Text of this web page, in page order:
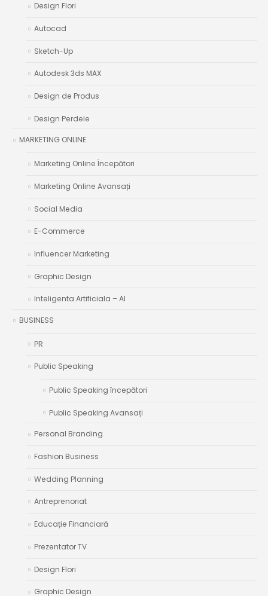
Design Flori
Autocad
Sketch-Up
Autodesk 3ds MAX
Design de Produs
Design Perdele
MARKETING ONLINE
Marketing Online Începători
Marketing Online Avansați
Social Media
E-Commerce
Influencer Marketing
Graphic Design
Inteligenta Artificiala – AI
BUSINESS
PR
Public Speaking
Public Speaking începători
Public Speaking Avansați
Personal Branding
Fashion Business
Wedding Planning
Antreprenoriat
Educație Financiară
Prezentator TV
Design Flori
Graphic Design